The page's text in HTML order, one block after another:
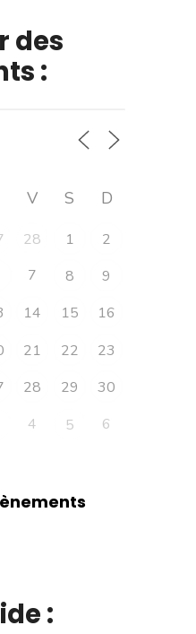
des
:
V S D
28 1
2
7 8
9
14 15
16
21 22
23
28 29
30
4 5 6
: